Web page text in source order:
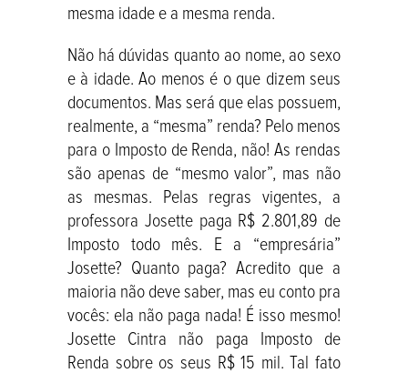
mesma idade e a mesma renda.
Não há dúvidas quanto ao nome, ao sexo
e à idade. Ao menos é o que dizem seus
documentos. Mas será que elas possuem,
realmente, a “mesma” renda? Pelo menos
para o Imposto de Renda, não! As rendas
são apenas de “mesmo valor”, mas não
as mesmas. Pelas regras vigentes, a
professora Josette paga R$ 2.801,89 de
Imposto todo mês. E a “empresária”
Josette? Quanto paga? Acredito que a
maioria não deve saber, mas eu conto pra
vocês: ela não paga nada! É isso mesmo!
Josette Cintra não paga Imposto de
Renda sobre os seus R$ 15 mil. Tal fato